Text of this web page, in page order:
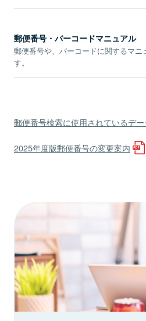
郵便番号・バーコードマニュアル
郵便番号や、バーコードに関するマニ
す。
郵便番号検索に使用されているデ
2025年度版郵便番号の変更案内